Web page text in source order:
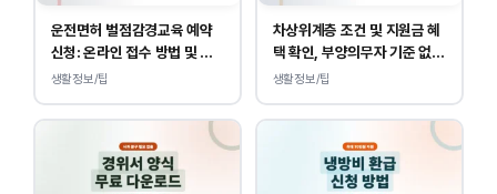
운전면허 벌점감경교육 예약
신청: 온라인 접수 방법 및 비
용 안내
생활정보/팁
차상위계층 조건 및 지원금 혜
택 확인, 부양의무자 기준 없
이 소득, 재산만 봅니다.
생활정보/팁